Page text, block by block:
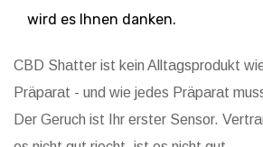
wird es Ihnen danken.
CBD Shatter ist kein Alltagsprodukt
Präparat - und wie jedes Präparat
Der Geruch ist Ihr erster Sensor.